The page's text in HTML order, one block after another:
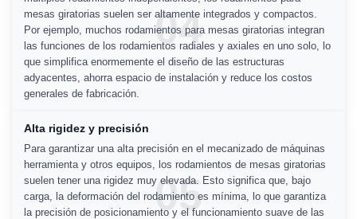
mesas giratorias suelen ser altamente integrados y compactos.
Por ejemplo, muchos rodamientos para mesas giratorias integran
las funciones de los rodamientos radiales y axiales en uno solo, lo
que simplifica enormemente el diseño de las estructuras
adyacentes, ahorra espacio de instalación y reduce los costos
generales de fabricación.
04
Alta rigidez y precisión
Para garantizar una alta precisión en el mecanizado de máquinas
herramienta y otros equipos, los rodamientos de mesas giratorias
suelen tener una rigidez muy elevada. Esto significa que, bajo
carga, la deformación del rodamiento es mínima, lo que garantiza
la precisión de posicionamiento y el funcionamiento suave de las
05